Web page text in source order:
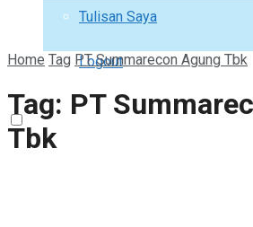
Tulisan Saya
Logout
Home Tag PT Summarecon Agung Tbk
Tag: PT
Tbk